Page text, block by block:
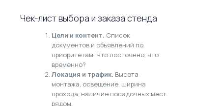
Чек‑лист выбора и заказа стенда
Цели и контент. Список
документов и объявлений по
приоритетам. Что постоянно, что
временно?
Локация и трафик. Высота
монтажа, освещение, ширина
прохода, наличие посадочных мест
рядом.